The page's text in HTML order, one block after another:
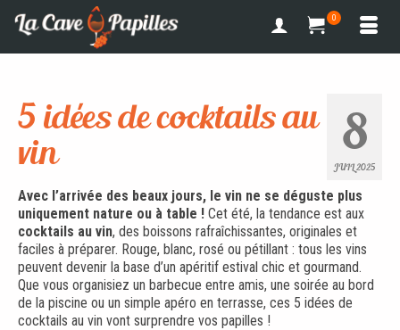
0
8
JUIL 2025
5 idées de cocktails au
vin
Avec l’arrivée des beaux jours, le vin ne se déguste plus
uniquement nature ou à table ! Cet été, la tendance est aux
cocktails au vin, des boissons rafraîchissantes, originales et
faciles à préparer. Rouge, blanc, rosé ou pétillant : tous les vins
peuvent devenir la base d’un apéritif estival chic et gourmand.
Que vous organisiez un barbecue entre amis, une soirée au bord
de la piscine ou un simple apéro en terrasse, ces 5 idées de
cocktails au vin vont surprendre vos papilles !